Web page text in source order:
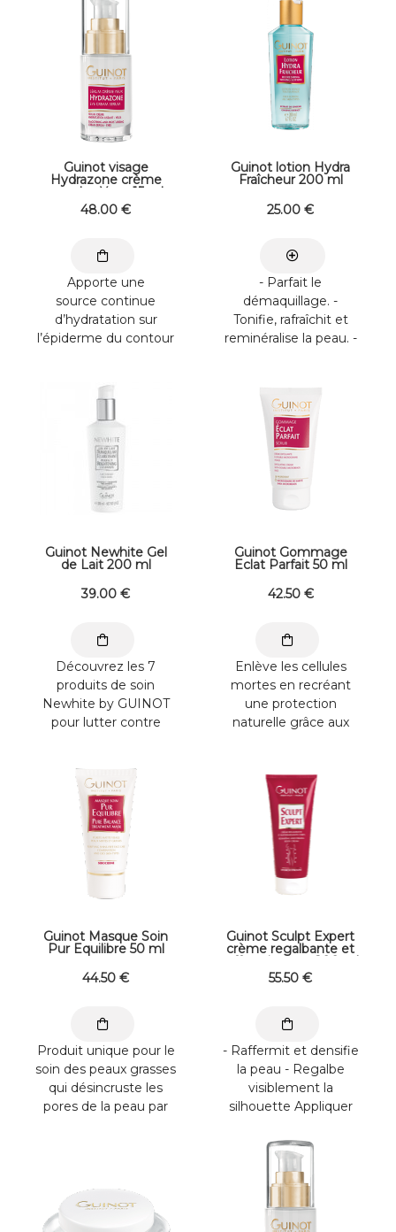
introduite ...
Guinot visage
Hydrazone crème
pour les Yeux 15 ml
48.00 €
Apporte une
source continue
d’hydratation sur
l’épiderme du contour
Guinot lotion Hydra
Fraîcheur 200 ml
25.00 €
- Parfait le
démaquillage. -
Tonifie, rafraîchit et
reminéralise la peau. -
Guinot Newhite Gel
de Lait 200 ml
39.00 €
Découvrez les 7
produits de soin
Newhite by GUINOT
pour lutter contre
Guinot Gommage
Eclat Parfait 50 ml
42.50 €
Enlève les cellules
mortes en recréant
une protection
naturelle grâce aux
Guinot Masque Soin
Pur Equilibre 50 ml
44.50 €
Produit unique pour le
soin des peaux grasses
qui désincruste les
pores de la peau par
Guinot Sculpt Expert
crème regalbante et
raffermissante 200 ml
55.50 €
- Raffermit et densifie
la peau - Regalbe
visiblement la
silhouette Appliquer
l’ensemble du corps, ...